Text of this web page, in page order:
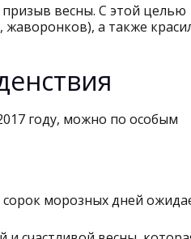
весны. С этой целью
жаворонков), а также
году, можно по особым
морозных дней